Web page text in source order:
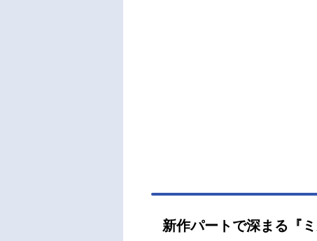
キャ
画制
ダイナ
新作パートで深まる『